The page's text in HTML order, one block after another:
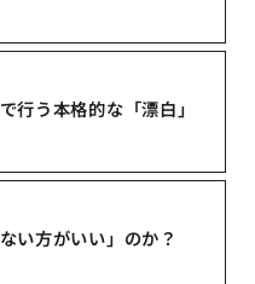
う本格的な「漂白」
い方がいい」のか？